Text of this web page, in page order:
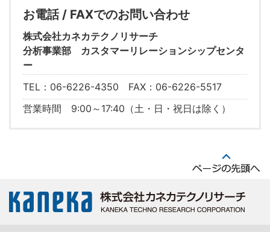
お電話 / FAXでのお問い合わせ
株式会社カネカテクノリサーチ
分析事業部 カスタマーリレーションシップセンタ
ー
TEL：06-6226-4350 FAX：06-6226-5517
営業時間 9:00～17:40（土・日・祝日は除く）